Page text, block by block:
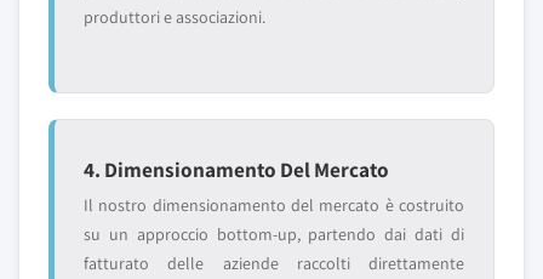
produttori e associazioni.
4. Dimensionamento Del Mercato
Il nostro dimensionamento del mercato è costruito
su un approccio bottom-up, partendo dai dati di
fatturato delle aziende raccolti direttamente